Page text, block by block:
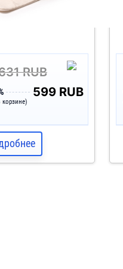
RUB
599 RUB